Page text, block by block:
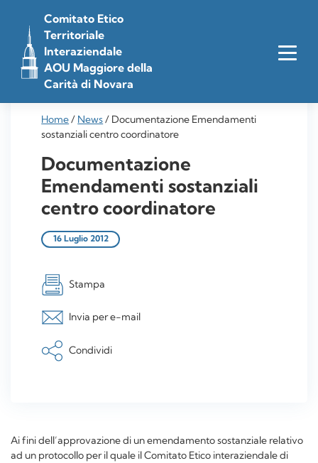
contenuto
Comitato Etico
Territoriale
Interaziendale
AOU Maggiore della
Carità di Novara
Home/ News/ Documentazione Emendamenti
sostanziali centro coordinatore
Documentazione
Emendamenti sostanziali
centro coordinatore
16 Luglio 2012
Stampa
Invia per e-mail
Condividi
Ai fini dell’approvazione di un emendamento sostanziale relativo
ad un protocollo per il quale il Comitato Etico interaziendale di